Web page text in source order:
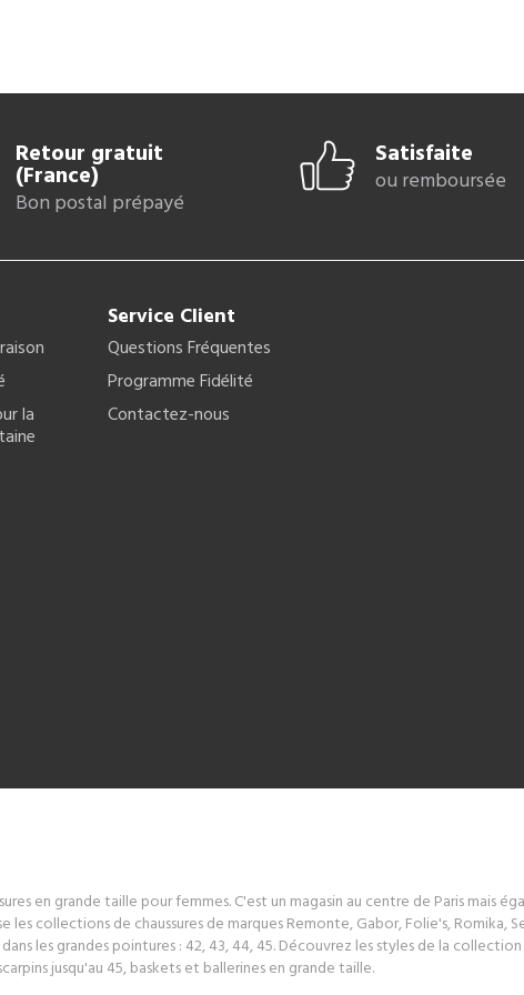
Retour gratuit
(France)
Bon postal prépayé
Satisfaite
ou remboursée
la
Service Client
Questions Fréquentes
Programme Fidélité
Contactez-nous
en grande taille pour femmes. C'est un magasin au centre de Paris mais
les collections de chaussures de marques Remonte, Gabor, Folie's, Romika,
les grandes pointures : 42, 43, 44, 45. Découvrez les styles de la
jusqu'au 45, baskets et ballerines en grande taille.